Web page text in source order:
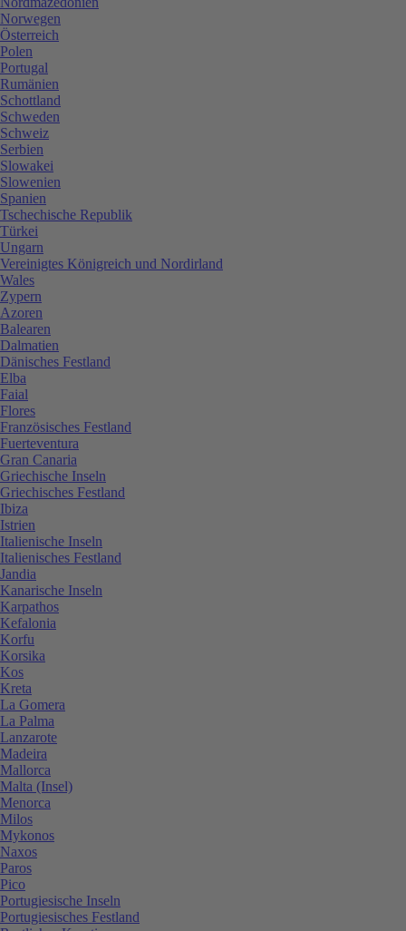
Norwegen
Österreich
Polen
Portugal
Rumänien
Schottland
Schweden
Schweiz
Serbien
Slowakei
Slowenien
Spanien
Tschechische Republik
Türkei
Ungarn
Vereinigtes Königreich und Nordirland
Wales
Zypern
Azoren
Balearen
Dalmatien
Dänisches Festland
Elba
Faial
Flores
Französisches Festland
Fuerteventura
Gran Canaria
Griechische Inseln
Griechisches Festland
Ibiza
Istrien
Italienische Inseln
Italienisches Festland
Jandia
Kanarische Inseln
Karpathos
Kefalonia
Korfu
Korsika
Kos
Kreta
La Gomera
La Palma
Lanzarote
Madeira
Mallorca
Malta (Insel)
Menorca
Milos
Mykonos
Naxos
Paros
Pico
Portugiesische Inseln
Portugiesisches Festland